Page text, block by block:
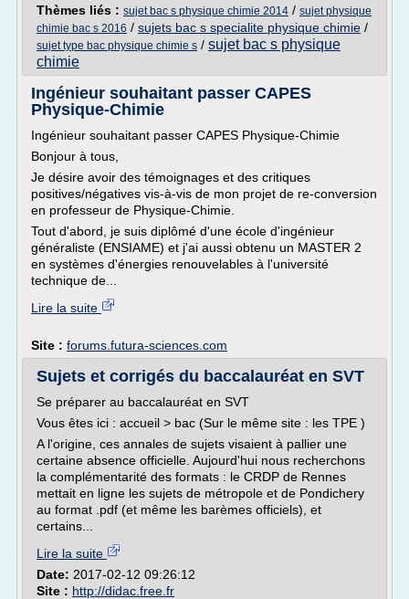
Thèmes liés : sujet bac s physique chimie 2014 / sujet physique
chimie bac s 2016 / sujets bac s specialite physique chimie /
sujet type bac physique chimie s / sujet bac s physique
chimie
Ingénieur souhaitant passer CAPES
Physique-Chimie
Ingénieur souhaitant passer CAPES Physique-Chimie
Bonjour à tous,
Je désire avoir des témoignages et des critiques
positives/négatives vis-à-vis de mon projet de re-conversion
en professeur de Physique-Chimie.
Tout d'abord, je suis diplômé d'une école d'ingénieur
généraliste (ENSIAME) et j'ai aussi obtenu un MASTER 2
en systèmes d'énergies renouvelables à l'université
technique de...
Lire la suite
Site : forums.futura-sciences.com
Sujets et corrigés du baccalauréat en SVT
Se préparer au baccalauréat en SVT
Vous êtes ici : accueil > bac (Sur le même site : les TPE )
A l'origine, ces annales de sujets visaient à pallier une
certaine absence officielle. Aujourd'hui nous recherchons
la complémentarité des formats : le CRDP de Rennes
mettait en ligne les sujets de métropole et de Pondichery
au format .pdf (et même les barèmes officiels), et
certains...
Lire la suite
Date: 2017-02-12 09:26:12
Site : http://didac.free.fr